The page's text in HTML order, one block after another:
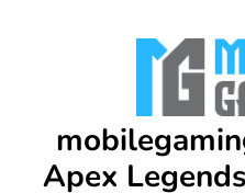
Apex